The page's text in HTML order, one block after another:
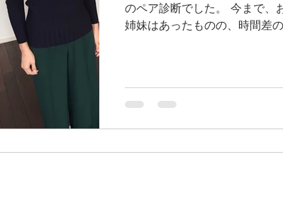
お知らせ 美ウォークレッスン 立ち居振る舞
ト診断(ブラッシュアップレッスン)
のペア診断でした。 今まで、
姉妹はあったものの、時間差